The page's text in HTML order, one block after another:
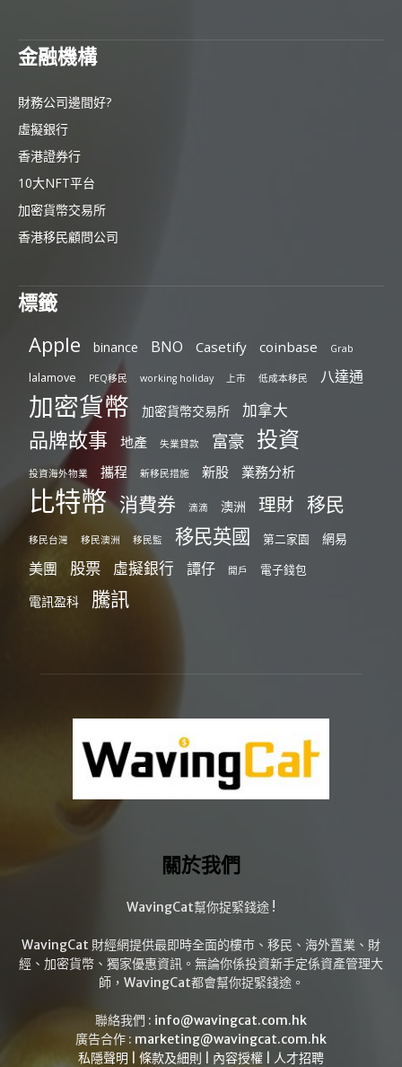
金融機構
財務公司邊間好?
虛擬銀行
香港證券行
10大NFT平台
加密貨幣交易所
香港移民顧問公司
標籤
Apple binance BNO Casetify coinbase Grab
lalamove PEQ移民 working holiday 上市 低成本移民 八達通
加密貨幣 加密貨幣交易所 加拿大
品牌故事 地產 失業貸款 富豪 投資
投資海外物業 攜程 新移民措施 新股 業務分析
比特幣 消費券 滴滴 澳洲 理財 移民
移民台灣 移民澳洲 移民監 移民英國 第二家園 網易
美團 股票 虛擬銀行 譚仔 開戶 電子錢包
電訊盈科 騰訊
關於我們
WavingCat幫你捉緊錢途 !
WavingCat 財經網提供最即時全面的樓市、移民、海外置業、財
經、加密貨幣、獨家優惠資訊。無論你係投資新手定係資產管理大
師，WavingCat都會幫你捉緊錢途。
聯絡我們 : info@wavingcat.com.hk
廣告合作 : marketing@wavingcat.com.hk
私隱聲明
條款及細則 內容授權 人才招聘